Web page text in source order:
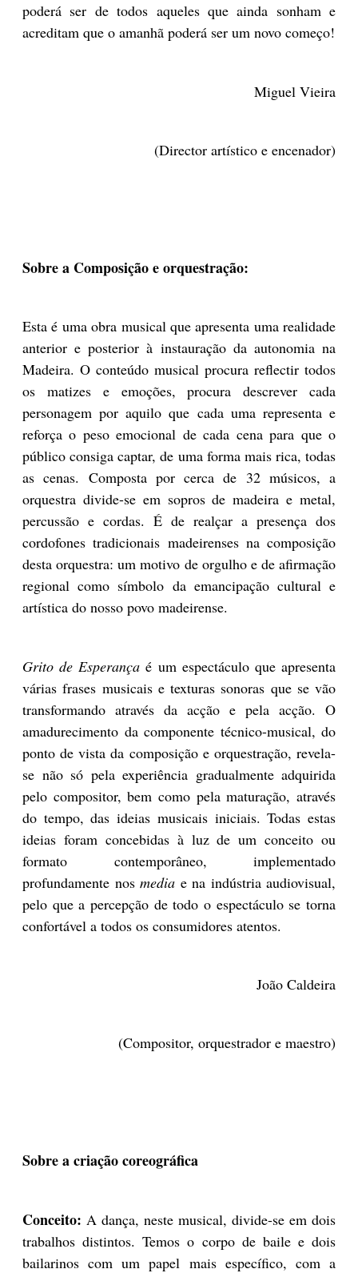
poderá ser de todos aqueles que ainda sonham e
acreditam que o amanhã poderá ser um novo começo!
Miguel Vieira
(Director artístico e encenador)
Sobre a Composição e orquestração:
Esta é uma obra musical que apresenta uma realidade
anterior e posterior à instauração da autonomia na
Madeira. O conteúdo musical procura reflectir todos
os matizes e emoções, procura descrever cada
personagem por aquilo que cada uma representa e
reforça o peso emocional de cada cena para que o
público consiga captar, de uma forma mais rica, todas
as cenas. Composta por cerca de 32 músicos, a
orquestra divide-se em sopros de madeira e metal,
percussão e cordas. É de realçar a presença dos
cordofones tradicionais madeirenses na composição
desta orquestra: um motivo de orgulho e de afirmação
regional como símbolo da emancipação cultural e
artística do nosso povo madeirense.
Grito de Esperança é um espectáculo que apresenta
várias frases musicais e texturas sonoras que se vão
transformando através da acção e pela acção. O
amadurecimento da componente técnico-musical, do
ponto de vista da composição e orquestração, revela-
se não só pela experiência gradualmente adquirida
pelo compositor, bem como pela maturação, através
do tempo, das ideias musicais iniciais. Todas estas
ideias foram concebidas à luz de um conceito ou
formato contemporâneo, implementado
profundamente nos media e na indústria audiovisual,
pelo que a percepção de todo o espectáculo se torna
confortável a todos os consumidores atentos.
João Caldeira
(Compositor, orquestrador e maestro)
Sobre a criação coreográfica
Conceito: A dança, neste musical, divide-se em dois
trabalhos distintos. Temos o corpo de baile e dois
bailarinos com um papel mais específico, com a